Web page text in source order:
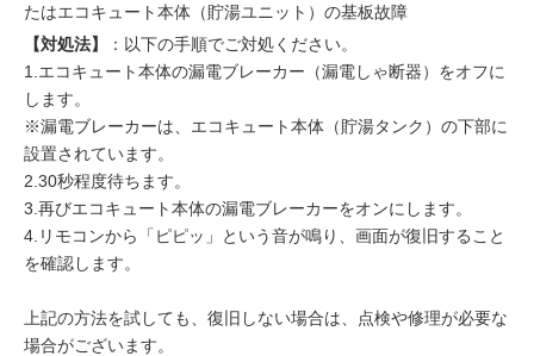
たはエコキュート本体（貯湯ユニット）の基板故障
【対処法】
：以下の手順でご対処ください。
1.エコキュート本体の漏電ブレーカー（漏電しゃ断器）をオフに
します。
※漏電ブレーカーは、エコキュート本体（貯湯タンク）の下部に
設置されています。
2.30秒程度待ちます。
3.再びエコキュート本体の漏電ブレーカーをオンにします。
4.リモコンから「ピピッ」という音が鳴り、画面が復旧すること
を確認します。
上記の方法を試しても、復旧しない場合は、点検や修理が必要な
場合がございます。